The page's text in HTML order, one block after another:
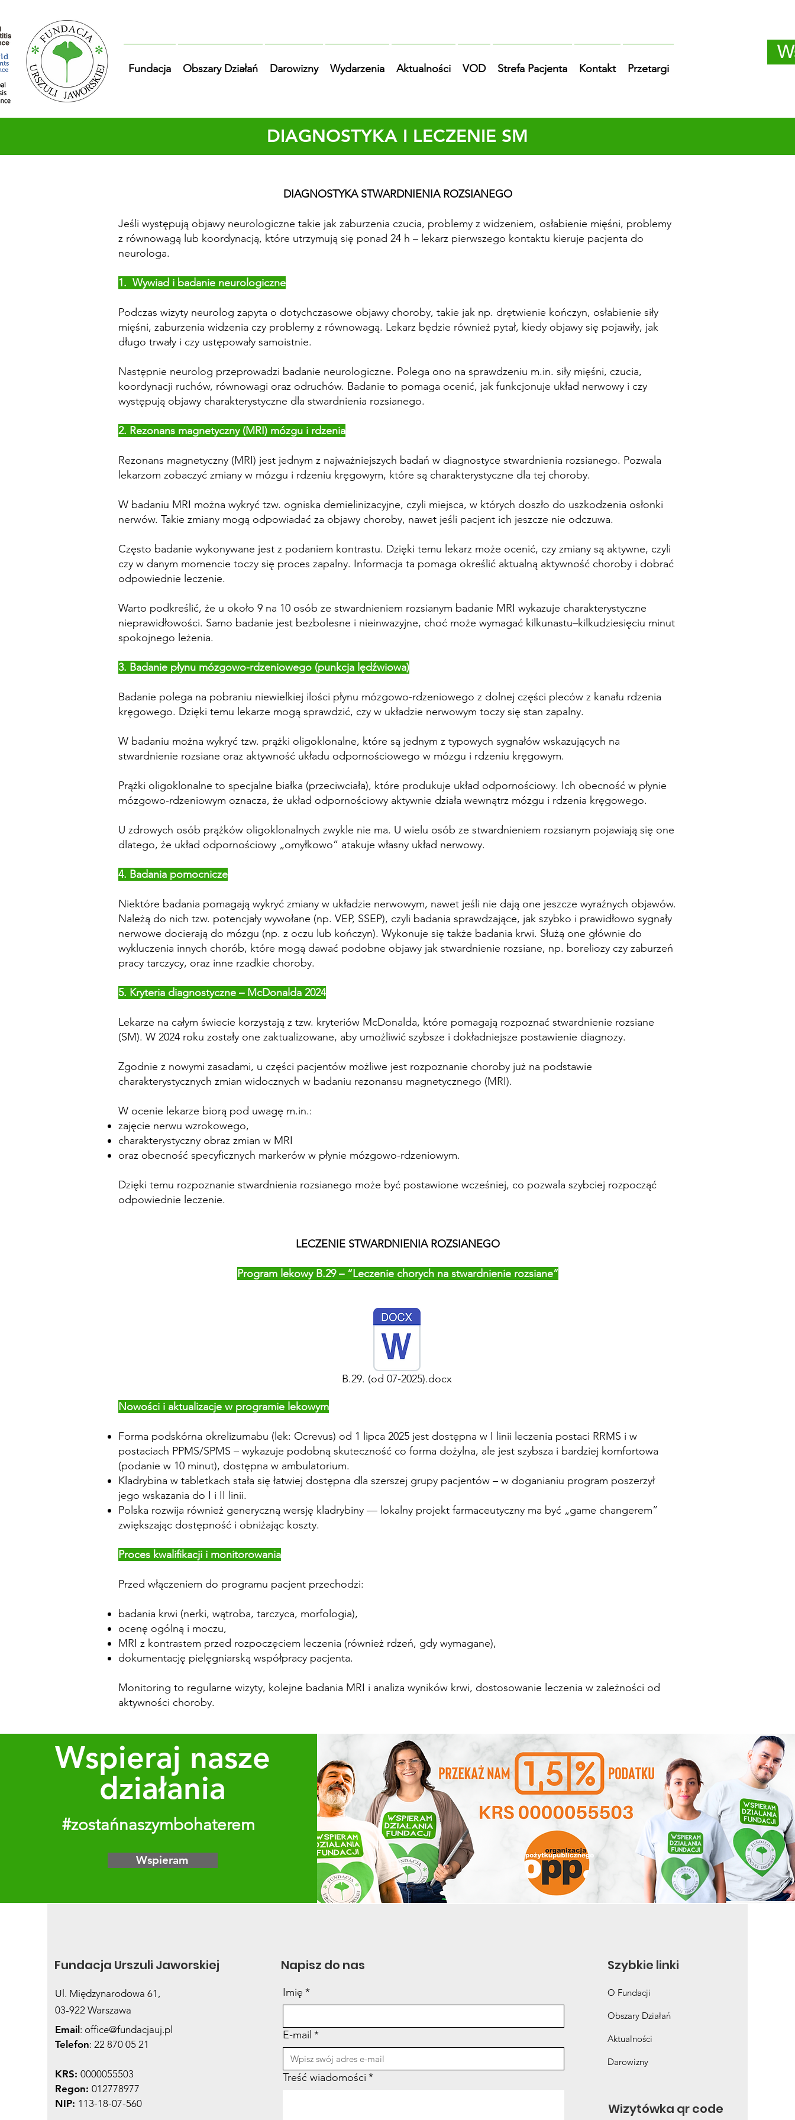
Fundacja Obszary Działań Darowizny Wydarzenia Aktualności VOD Strefa Pacjenta Kontakt Przetargi
DIAGNOSTYKA I LECZENIE SM
DIAGNOSTYKA STWARDNIENIA ROZSIANEGO
Jeśli występują objawy neurologiczne takie jak zaburzenia czucia, problemy z widzeniem, osłabienie mięśni, problemy
z równowagą lub koordynacją, które utrzymują się ponad 24 h – lekarz pierwszego kontaktu kieruje pacjenta do
neurologa.
1. Wywiad i badanie neurologiczne
Podczas wizyty neurolog zapyta o dotychczasowe objawy choroby, takie jak np. drętwienie kończyn, osłabienie siły
mięśni, zaburzenia widzenia czy problemy z równowagą. Lekarz będzie również pytał, kiedy objawy się pojawiły, jak
długo trwały i czy ustępowały samoistnie.
Następnie neurolog przeprowadzi badanie neurologiczne. Polega ono na sprawdzeniu m.in. siły mięśni, czucia,
koordynacji ruchów, równowagi oraz odruchów. Badanie to pomaga ocenić, jak funkcjonuje układ nerwowy i czy
występują objawy charakterystyczne dla stwardnienia rozsianego.
2. Rezonans magnetyczny (MRI) mózgu i rdzenia
Rezonans magnetyczny (MRI) jest jednym z najważniejszych badań w diagnostyce stwardnienia rozsianego. Pozwala
lekarzom zobaczyć zmiany w mózgu i rdzeniu kręgowym, które są charakterystyczne dla tej choroby.
W badaniu MRI można wykryć tzw. ogniska demielinizacyjne, czyli miejsca, w których doszło do uszkodzenia osłonki
nerwów. Takie zmiany mogą odpowiadać za objawy choroby, nawet jeśli pacjent ich jeszcze nie odczuwa.
Często badanie wykonywane jest z podaniem kontrastu. Dzięki temu lekarz może ocenić, czy zmiany są aktywne, czyli
czy w danym momencie toczy się proces zapalny. Informacja ta pomaga określić aktualną aktywność choroby i dobrać
odpowiednie leczenie.
Warto podkreślić, że u około 9 na 10 osób ze stwardnieniem rozsianym badanie MRI wykazuje charakterystyczne
nieprawidłowości. Samo badanie jest bezbolesne i nieinwazyjne, choć może wymagać kilkunastu–kilkudziesięciu minut
spokojnego leżenia.
3. Badanie płynu mózgowo-rdzeniowego (punkcja lędźwiowa)
Badanie polega na pobraniu niewielkiej ilości płynu mózgowo-rdzeniowego z dolnej części pleców z kanału rdzenia
kręgowego. Dzięki temu lekarze mogą sprawdzić, czy w układzie nerwowym toczy się stan zapalny.
W badaniu można wykryć tzw. prążki oligoklonalne, które są jednym z typowych sygnałów wskazujących na
stwardnienie rozsiane oraz aktywność układu odpornościowego w mózgu i rdzeniu kręgowym.
Prążki oligoklonalne to specjalne białka (przeciwciała), które produkuje układ odpornościowy. Ich obecność w płynie
mózgowo-rdzeniowym oznacza, że układ odpornościowy aktywnie działa wewnątrz mózgu i rdzenia kręgowego.
U zdrowych osób prążków oligoklonalnych zwykle nie ma. U wielu osób ze stwardnieniem rozsianym pojawiają się one
dlatego, że układ odpornościowy „omyłkowo” atakuje własny układ nerwowy.
4. Badania pomocnicze
Niektóre badania pomagają wykryć zmiany w układzie nerwowym, nawet jeśli nie dają one jeszcze wyraźnych objawów.
Należą do nich tzw. potencjały wywołane (np. VEP, SSEP), czyli badania sprawdzające, jak szybko i prawidłowo sygnały
nerwowe docierają do mózgu (np. z oczu lub kończyn). Wykonuje się także badania krwi. Służą one głównie do
wykluczenia innych chorób, które mogą dawać podobne objawy jak stwardnienie rozsiane, np. boreliozy czy zaburzeń
pracy tarczycy, oraz inne rzadkie choroby.
5. Kryteria diagnostyczne – McDonalda 2024
Lekarze na całym świecie korzystają z tzw. kryteriów McDonalda, które pomagają rozpoznać stwardnienie rozsiane
(SM). W 2024 roku zostały one zaktualizowane, aby umożliwić szybsze i dokładniejsze postawienie diagnozy.
Zgodnie z nowymi zasadami, u części pacjentów możliwe jest rozpoznanie choroby już na podstawie
charakterystycznych zmian widocznych w badaniu rezonansu magnetycznego (MRI).
W ocenie lekarze biorą pod uwagę m.in.:
zajęcie nerwu wzrokowego,
charakterystyczny obraz zmian w MRI
oraz obecność specyficznych markerów w płynie mózgowo-rdzeniowym.
Dzięki temu rozpoznanie stwardnienia rozsianego może być postawione wcześniej, co pozwala szybciej rozpocząć
odpowiednie leczenie.
LECZENIE STWARDNIENIA ROZSIANEGO
Program lekowy B.29 – “Leczenie chorych na stwardnienie rozsiane”
Nowości i aktualizacje w programie lekowym
Forma podskórna okrelizumabu (lek: Ocrevus) od 1 lipca 2025 jest dostępna w I linii leczenia postaci RRMS i w
postaciach PPMS/SPMS – wykazuje podobną skuteczność co forma dożylna, ale jest szybsza i bardziej komfortowa
(podanie w 10 minut), dostępna w ambulatorium.
Kladrybina w tabletkach stała się łatwiej dostępna dla szerszej grupy pacjentów – w doganianiu program poszerzył
jego wskazania do I i II linii.
Polska rozwija również generyczną wersję kladrybiny — lokalny projekt farmaceutyczny ma być „game changerem”
zwiększając dostępność i obniżając koszty.
Proces kwalifikacji i monitorowania
Przed włączeniem do programu pacjent przechodzi:
badania krwi (nerki, wątroba, tarczyca, morfologia),
ocenę ogólną i moczu,
MRI z kontrastem przed rozpoczęciem leczenia (również rdzeń, gdy wymagane),
dokumentację pielęgniarską współpracy pacjenta.
Monitoring to regularne wizyty, kolejne badania MRI i analiza wyników krwi, dostosowanie leczenia w zależności od
aktywności choroby.
B.29. (od 07-2025).docx
Wspieraj nasze
działania
#zostańnaszymbohaterem
Wspieram
Fundacja Urszuli Jaworskiej
Ul. Międzynarodowa 61,
03-922 Warszawa
Email : office@fundacjauj.pl
Telefon: 22 870 05 21
KRS: 0000055503
Regon: 012778977
NIP: 113-18-07-560
Napisz do nas
Imię *
E-mail *
Treść wiadomości *
Szybkie linki
O Fundacji
Obszary Działań
Aktualności
Darowizny
Wizytówka qr code